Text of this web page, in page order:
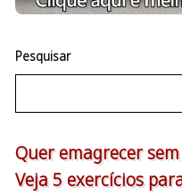
Pesquisar
Quer emagrecer
Veja 5 exercícios